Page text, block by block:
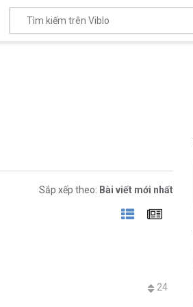
Sắp xếp theo: Bài viết mới nhất
24